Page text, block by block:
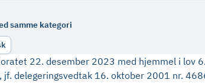
samme kategori
22. desember 2023 med hjemmel i lov
jf. delegeringsvedtak 16. oktober 2001 nr.